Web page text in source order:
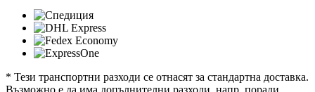
* Тези транспортни разходи се отнасят за стандартна доставка.
Възможно е да има допълнителни разходи, напр. поради